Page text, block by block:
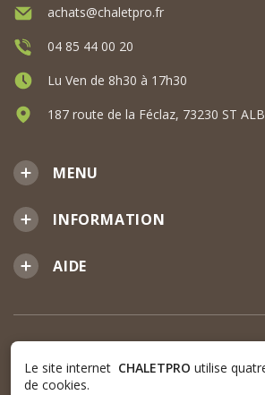
MENU
INFORMATION
AIDE
achats@chaletpro.fr
04 85 44 00 20
Lu Ven de 8h30 à 17h30
187 route de la Féclaz, 73230 ST
Le site internet CHALETPRO utilise
de cookies.